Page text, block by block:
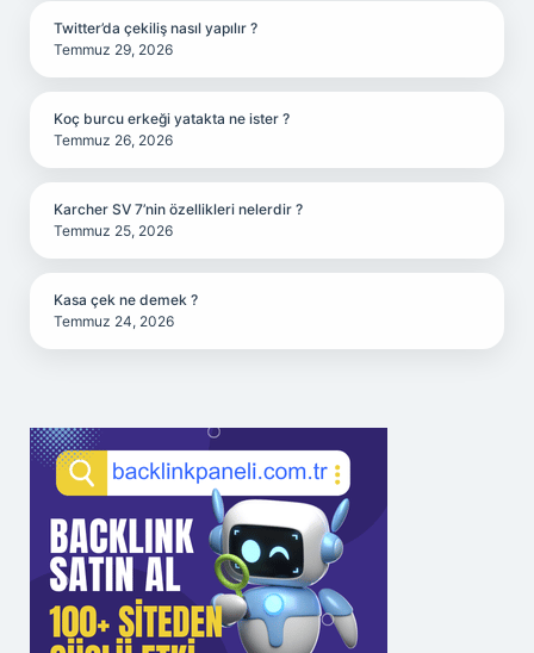
Twitter’da çekiliş nasıl yapılır ?
Temmuz 29, 2026
Koç burcu erkeği yatakta ne ister ?
Temmuz 26, 2026
Karcher SV 7’nin özellikleri nelerdir ?
Temmuz 25, 2026
Kasa çek ne demek ?
Temmuz 24, 2026